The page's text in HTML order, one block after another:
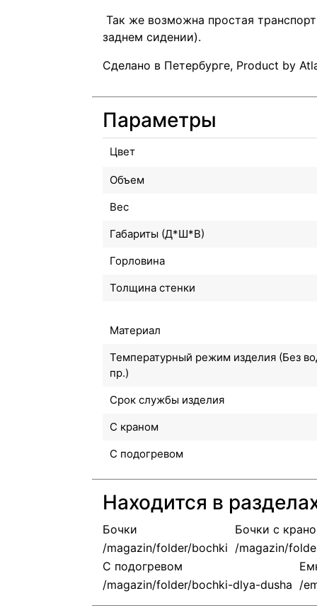
Так же возможна простая
заднем сидении).
Сделано в Петербурге, Product by
Параметры
Цвет
Объем
Вес
Габариты (Д*Ш*В)
Горловина
Толщина стенки
Материал
Температурный режим изделия (Без
пр.)
Срок службы изделия
С краном
С подогревом
Находится в
Бочки Бочки с
С подогревом